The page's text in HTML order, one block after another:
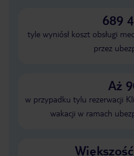
689
tyle wyniósł koszt obsługi
przez
Aż
w przypadku tylu rezerwacji
wakacji w ramach